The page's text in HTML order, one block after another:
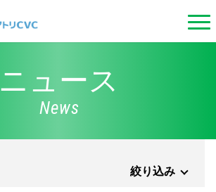
ニュース
News
絞り込み